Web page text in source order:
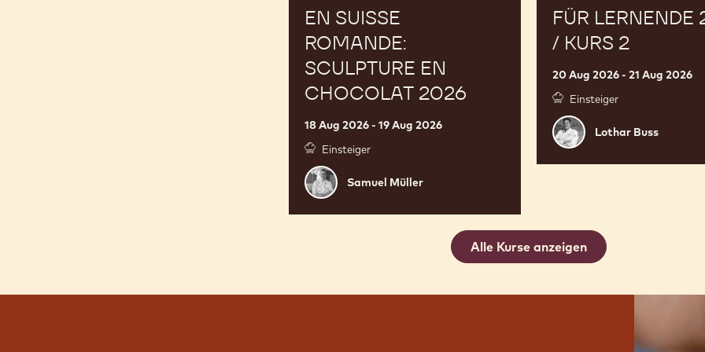
EN SUISSE
ROMANDE:
SCULPTURE EN
CHOCOLAT 2026
18 Aug 2026 - 19 Aug 2026
Einsteiger
Samuel
Müller
Samuel Müller
FÜR
/ KURS 2
20 Aug 2026 - 21 Aug 2026
Einsteiger
Lothar
Buss
Lothar Buss
Alle Kurse anzeigen